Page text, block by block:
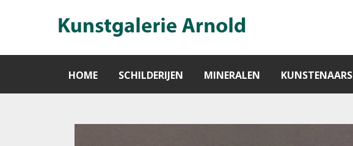
HOME SCHILDERIJEN MINERALEN KUNSTENAARS